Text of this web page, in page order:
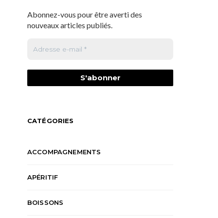
Abonnez-vous pour être averti des
nouveaux articles publiés.
CATÉGORIES
ACCOMPAGNEMENTS
APÉRITIF
BOISSONS